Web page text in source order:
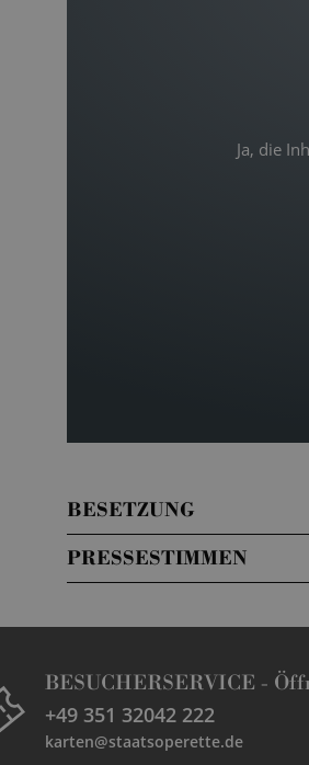
Ja, die
BESETZUNG
PRESSESTIMMEN
BESUCHERSERVICE -
+49 351 32042 222
karten@staatsoperette.de